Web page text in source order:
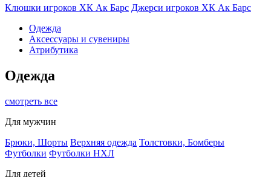
Клюшки игроков ХК Ак Барс Джерси игроков ХК Ак Барс
Одежда
Аксессуары и сувениры
Атрибутика
Одежда
смотреть все
Для мужчин
Брюки, Шорты Верхняя одежда Толстовки, Бомберы
Футболки Футболки НХЛ
Для детей